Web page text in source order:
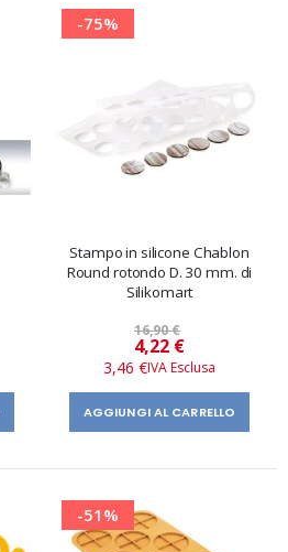
-75%
Stampo in silicone Chablon
Round rotondo D. 30 mm. di
Silikomart
16,90 €
Prezzo
speciale
4,22 €
3,46 €
AGGIUNGI AL CARRELLO
-51%